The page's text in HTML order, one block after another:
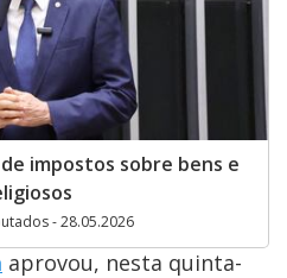
impostos sobre bens e
- 28.05.2026
aprovou, nesta quinta-